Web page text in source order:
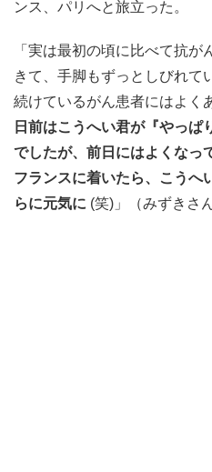
ンス、パリへと旅立った。
「実は最初の頃に比べて抗
きて、手脚もずっとしびれて
続けているがん患者にはよく
日前はこうへい君が『やっぱ
でしたが、前日にはよくなっ
フランスに着いたら、こうへ
らに元気に (笑)」（みずきさん